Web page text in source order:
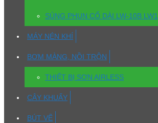
SÚNG PHUN CỔ DÀI LW-10B LW1
MÁY NÉN KHÍ
BƠM MÀNG, NỒI TRỘN
THIẾT BỊ SƠN AIRLESS
CÂY KHUẤY
BÚT VẼ